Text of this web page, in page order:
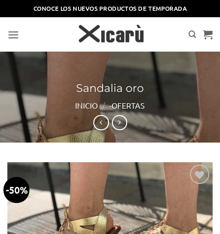
al
contenido
CONOCE LOS NUEVOS PRODUCTOS DE TEMPORADA
Sandalia oro
INICIO / -OFERTAS
-50%
Añadir
a la
lista
de
deseos